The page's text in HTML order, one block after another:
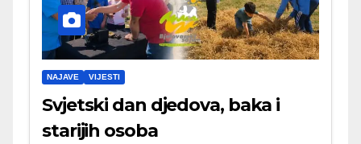
NAJAVE VIJESTI
Svjetski dan djedova, baka i
starijih osoba